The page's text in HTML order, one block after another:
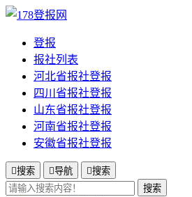
登报
报社列表
河北省报社登报
四川省报社登报
山东省报社登报
河南省报社登报
安徽省报社登报
搜索 导航 搜索
搜索